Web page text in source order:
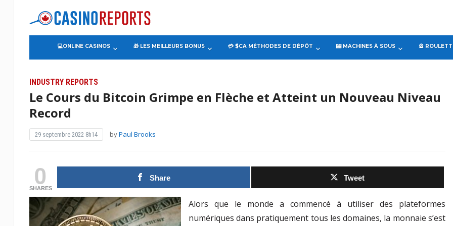
💻ONLINE CASINOS 🎁 LES MEILLEURS BONUS 💳 $CA MÉTHODES DE DÉPÔT 🎰 MACHINES À SOUS 🎡
INDUSTRY REPORTS
Le Cours du Bitcoin Grimpe en Flèche et Atteint un Nouveau Niveau
Record
29 septembre 2022 8h14 byPaul Brooks
0
SHARES
Share Tweet
Alors que le monde a commencé à utiliser des plateformes
numériques dans pratiquement tous les domaines, la monnaie s’est
Triomphe d’Adrian
Steffen Sontheimer est